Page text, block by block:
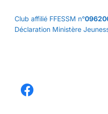
Club affilié FFESSM n°
Déclaration Ministère